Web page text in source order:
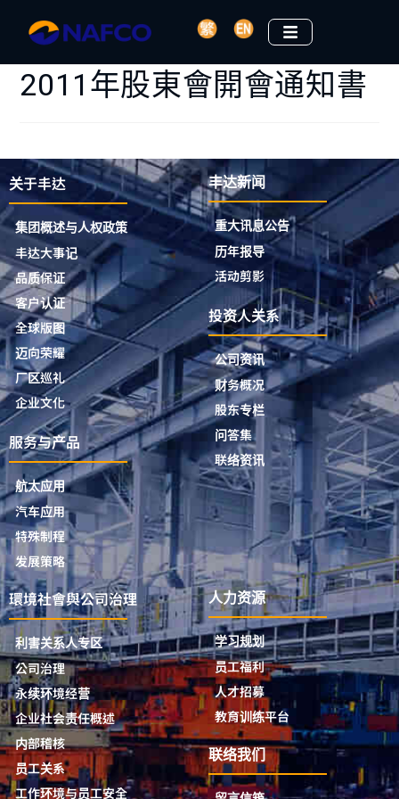
2011年股東會開會通知書
关于丰达
集团概述与人权政策
丰达大事记
品质保证
客户认证
全球版图
迈向荣耀
厂区巡礼
企业文化
服务与产品
航太应用
汽车应用
特殊制程
发展策略
丰达新闻
重大讯息公告
历年报导
活动剪影
投资人关系
公司资讯
财务概况
股东专栏
问答集
联络资讯
環境社會與公司治理
利害关系人专区
公司治理
永续环境经营
企业社会责任概述
内部稽核
员工关系
工作环境与员工安全
人力资源
学习规划
员工福利
人才招募
教育训练平台
联络我们